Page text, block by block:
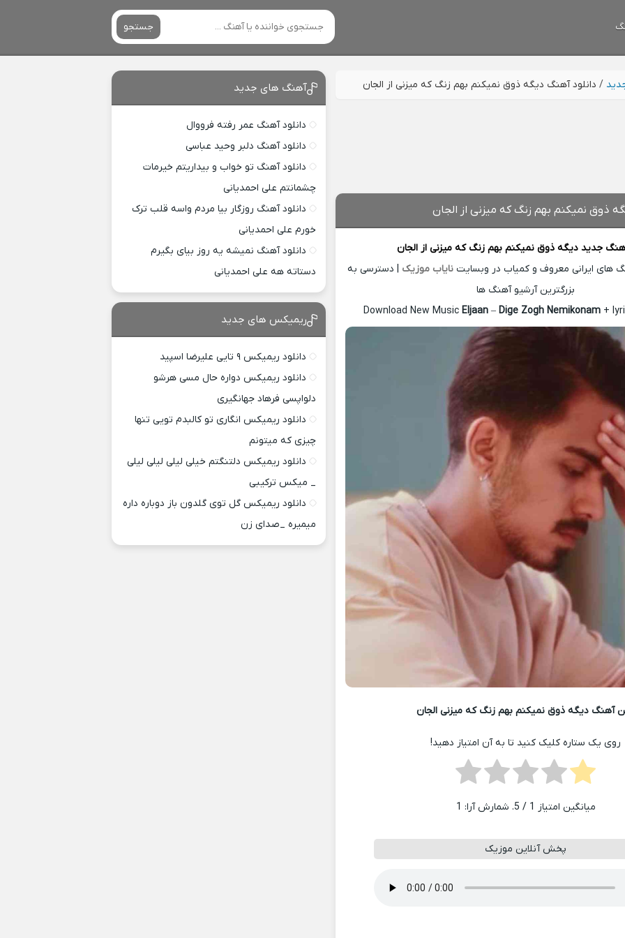
جستجو
/ دانلود آهنگ دیگه ذوق نمیکنم بهم زنگ که میزنی از الجان
ذوق نمیکنم بهم زنگ که میزنی از الجان
جدید دیگه ذوق نمیکنم بهم زنگ که میزنی ازالجان
های ایرانی معروف و کمیاب در وبسایتنایاب موزیک | دسترسی به
بزرگترین آرشیو آهنگ ها
Download New MusicEljaan –Dige Zogh Nemikonam +
آهنگ دیگه ذوق نمیکنم بهم زنگ که میزنی الجان
روی یک ستاره کلیک کنید تا به آن امتیاز دهید!
میانگین امتیاز 1 / 5. شمارش آرا: 1
پخش آنلاین موزیک
آهنگ های جدید
دانلود آهنگ عمر رفته فرووال
دانلود آهنگ دلبر وحید عباسی
دانلود آهنگ تو خواب و بیداریتم خیرمات
چشمانتم علی احمدیانی
دانلود آهنگ روزگار بیا مردم واسه قلب ترک
خورم علی احمدیانی
دانلود آهنگ نمیشه یه روز بیای بگیرم
دستاته هه علی احمدیانی
ریمیکس های جدید
دانلود ریمیکس ۹ تایی علیرضا اسپید
دانلود ریمیکس دواره حال مسی هرشو
دلواپسی فرهاد جهانگیری
دانلود ریمیکس انگاری تو کالبدم تویی تنها
چیزی که میتونم
دانلود ریمیکس دلتنگتم خیلی لیلی لیلی لیلی
_ میکس ترکیبی
دانلود ریمیکس گل توی گلدون باز دوباره داره
میمیره _صدای زن